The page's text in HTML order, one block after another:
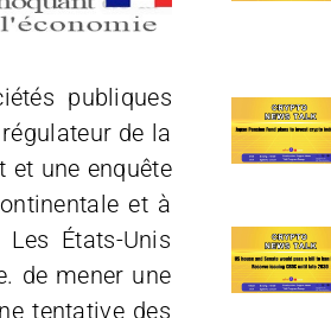
publiques
de la
et une enquête
et à
États-Unis
de mener une
tentative des